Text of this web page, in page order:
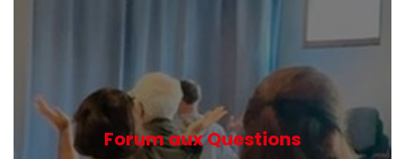
Forum aux Questions